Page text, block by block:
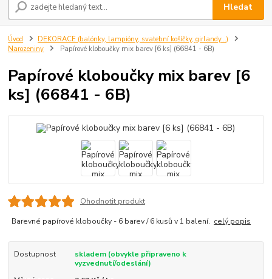
Hledat
Úvod
DEKORACE (balónky, lampióny, svatební košíčky, girlandy...)
Narozeniny
Papírové kloboučky mix barev [6 ks] (66841 - 6B)
Papírové kloboučky mix barev [6
ks] (66841 - 6B)
Ohodnotit produkt
Barevné papírové kloboučky - 6 barev / 6 kusů v 1 balení. celý popis
Dostupnost
skladem (obvykle připraveno k
vyzvednutí/odeslání)